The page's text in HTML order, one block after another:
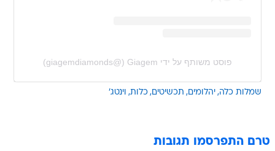
פוסט משותף על ידי ‏‎Giagem‎‏ (@‏‎giagemdiamonds‎‏)
שמלות כלה יהלומים תכשיטים כלות וינטג'
טרם התפרסמו תגובות